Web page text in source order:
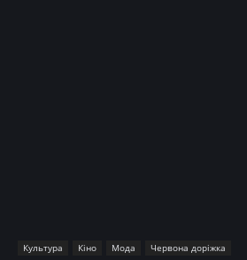
Культура Кіно Мода Червона доріжка